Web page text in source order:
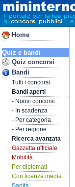
Home
Quiz e bandi
Quiz concorsi
Bandi
Tutti i concorsi
Bandi aperti
- Nuovi concorsi
- In scadenza
- Per categoria
- Per regione
Ricerca avanzata
Gazzetta ufficiale
Mobilità
Per diplomati
Con licenza media
Sanità